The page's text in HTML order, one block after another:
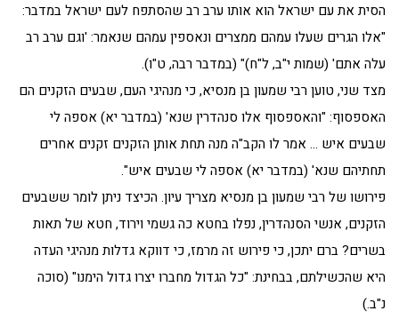
הסית את עם ישראל הוא אותו ערב רב שהסתפח לעם ישראל במדבר:
"אלו הגרים שעלו עמהם ממצרים ונאספין עמהם שנאמר: 'וגם ערב רב
עלה אתם' (שמות י"ב, ל"ח)" (במדבר רבה, ט"ו).
מצד שני, טוען רבי שמעון בן מנסיא, כי מנהיגי העם, שבעים הזקנים הם
האספסוף: "והאספסוף אלו סנהדרין שנא' (במדבר יא) אספה לי
שבעים איש … אמר לו הקב"ה מנה תחת אותן הזקנים זקנים אחרים
תחתיהם שנא' (במדבר יא) אספה לי שבעים איש".
פירושו של רבי שמעון בן מנסיא מצריך עיון. הכיצד ניתן לומר ששבעים
הזקנים, אנשי הסנהדרין, נפלו בחטא כה גשמי וירוד, חטא של תאות
בשרים? ברם יתכן, כי פירוש זה מרמז, כי דווקא גדלות מנהיגי העדה
היא שהכשילתם, בבחינת: "כל הגדול מחברו יצרו גדול הימנו" (סוכה
נ"ב.)